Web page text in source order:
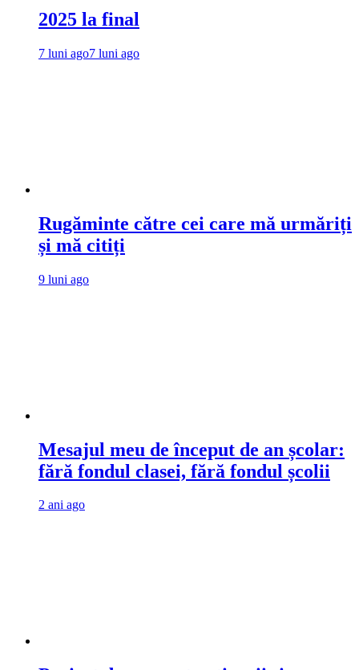
2025 la final
7 luni ago7 luni ago
Rugăminte către cei care mă urmăriți
și mă citiți
9 luni ago
Mesajul meu de început de an școlar:
fără fondul clasei, fără fondul școlii
2 ani ago